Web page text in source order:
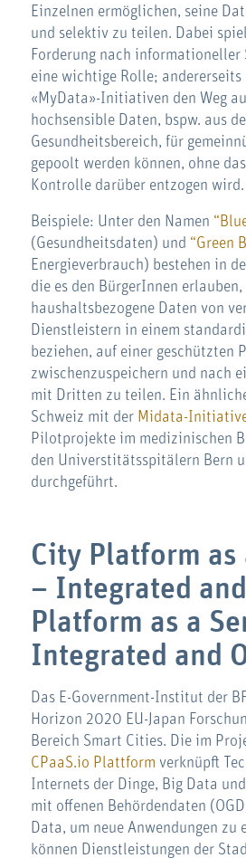
Einzelnen ermöglichen, seine
und selektiv zu teilen. Dabei
Forderung nach informationeller
eine wichtige Rolle; andererseits
«MyData»-Initiativen den Weg
hochsensible Daten, bspw. aus
Gesundheitsbereich, für
gepoolt werden können, ohne
Kontrolle darüber entzogen wird.
Beispiele: Unter den Namen
(Gesundheitsdaten) und “Green
Energieverbrauch) bestehen in
die es den BürgerInnen erlauben,
haushaltsbezogene Daten von
Dienstleistern in einem
beziehen, auf einer geschützten
zwischenzuspeichern und nach
mit Dritten zu teilen. Ein
Schweiz mit der Midata-
Pilotprojekte im medizinischen
den Universtitätsspitälern Bern
durchgeführt.
City Platform as
– Integrated
Platform as a
Integrated and
Das E-Government-Institut der
Horizon 2020 EU-Japan
Bereich Smart Cities. Die im
CPaaS.io Plattform verknüpft
Internets der Dinge, Big Data
mit offenen Behördendaten
Data, um neue Anwendungen zu
können Dienstleistungen der